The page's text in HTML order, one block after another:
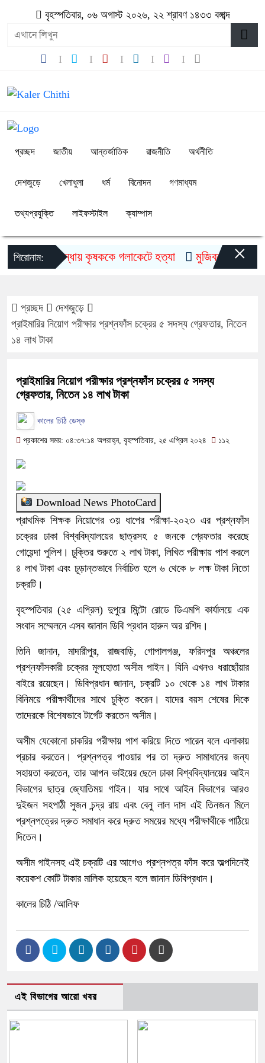
বৃহস্পতিবার, ০৬ অগাস্ট ২০২৬, ২২ শ্রাবণ ১৪৩৩ বঙ্গাব্দ
প্রচ্ছদ জাতীয় আন্তর্জাতিক রাজনীতি অর্থনীতি
দেশজুড়ে খেলাধুলা ধর্ম বিনোদন গণমাধ্যম
তথ্যপ্রযুক্তি লাইফস্টাইল ক্যাম্পাস
শিরোনাম:গাইবান্ধায় কৃষককে গলাকেটে হত্যা মুজিববর্ষ উদযাপনে
×
প্রচ্ছদ
দেশজুড়ে
প্রাইমারির নিয়োগ পরীক্ষার প্রশ্নফাঁস চক্রের ৫ সদস্য গ্রেফতার, নিতেন
১৪ লাখ টাকা
প্রাইমারির নিয়োগ পরীক্ষার প্রশ্নফাঁস চক্রের ৫ সদস্য
গ্রেফতার, নিতেন ১৪ লাখ টাকা
কালের চিঠি ডেস্ক
প্রকাশের সময়: ০৪:৩৭:১৪ অপরাহ্ন, বৃহস্পতিবার, ২৫ এপ্রিল ২০২৪ ১১২
Download News PhotoCard
প্রাথমিক শিক্ষক নিয়োগের ৩য় ধাপের পরীক্ষা-২০২৩ এর প্রশ্নফাঁস
চক্রের ঢাকা বিশ্ববিদ্যালয়ের ছাত্রসহ ৫ জনকে গ্রেফতার করেছে
গোয়েন্দা পুলিশ। চুক্তির শুরুতে ২ লাখ টাকা, লিখিত পরীক্ষায় পাশ করলে
৪ লাখ টাকা এবং চূড়ান্তভাবে নির্বাচিত হলে ৬ থেকে ৮ লক্ষ টাকা নিতো
চক্রটি।
বৃহস্পতিবার (২৫ এপ্রিল) দুপুরে মিন্টো রোডে ডিএমপি কার্যালয়ে এক
সংবাদ সম্মেলনে এসব জানান ডিবি প্রধান হারুন অর রশিদ।
তিনি জানান, মাদারীপুর, রাজবাড়ি, গোপালগঞ্জ, ফরিদপুর অঞ্চলের
প্রশ্নফাঁসকারী চক্রের মূলহোতা অসীম গাইন। যিনি এখনও ধরাছোঁয়ার
বাইরে রয়েছেন। ডিবিপ্রধান জানান, চক্রটি ১০ থেকে ১৪ লাখ টাকার
বিনিময়ে পরীক্ষার্থীদের সাথে চুক্তি করেন। যাদের বয়স শেষের দিকে
তাদেরকে বিশেষভাবে টার্গেট করতেন অসীম।
অসীম যেকোনো চাকরির পরীক্ষায় পাশ করিয়ে দিতে পারেন বলে এলাকায়
প্রচার করতেন। প্রশ্নপত্র পাওয়ার পর তা দ্রুত সামাধানের জন্য
সহায়তা করতেন, তার আপন ভাইয়ের ছেলে ঢাকা বিশ্ববিদ্যালয়ের আইন
বিভাগের ছাত্র জ্যোতিময় গাইন। যার সাথে আইন বিভাগের আরও
দুইজন সহপাঠী সুজন চন্দ্র রায় এবং বেনু লাল দাস এই তিনজন মিলে
প্রশ্নপত্রের দ্রুত সমাধান করে দ্রুত সময়ের মধ্যে পরীক্ষাথীকে পাঠিয়ে
দিতেন।
অসীম গাইনসহ এই চক্রটি এর আগেও প্রশ্নপত্র ফাঁস করে অল্পদিনেই
কয়েকশ কোটি টাকার মালিক হয়েছেন বলে জানান ডিবিপ্রধান।
কালের চিঠি /আলিফ
এই বিভাগের আরো খবর